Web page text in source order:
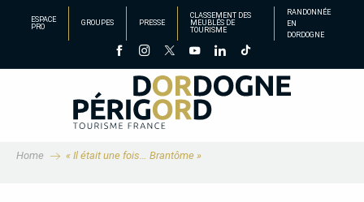
principal
ESPACE
PRO
GROUPES PRESSE
CLASSEMENT DES
MEUBLÉS DE
TOURISME
RANDONNÉE
EN
DORDOGNE
Home « Il était une fois… Brantôme »